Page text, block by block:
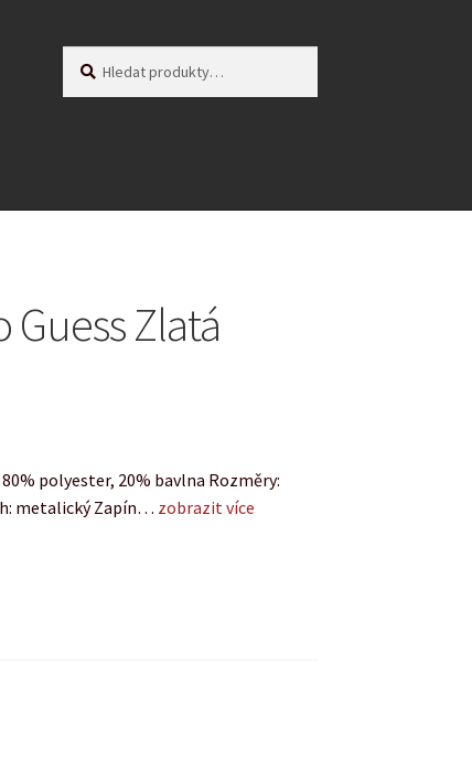
Guess Zlatá
polyester, 20% bavlna Rozměry:
metalický Zapín… zobrazit více